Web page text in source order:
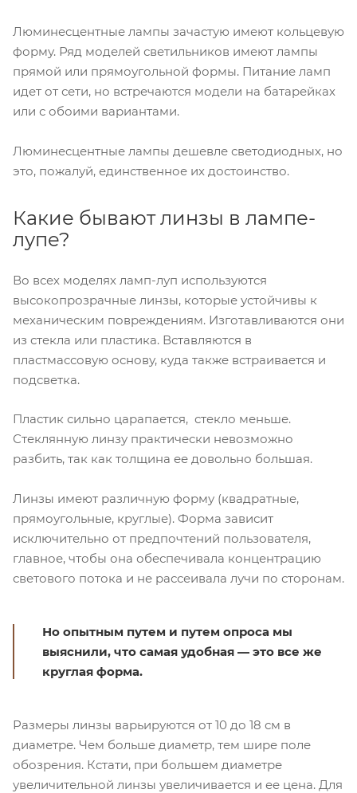
Люминесцентные лампы зачастую имеют кольцевую
форму. Ряд моделей светильников имеют лампы
прямой или прямоугольной формы. Питание ламп
идет от сети, но встречаются модели на батарейках
или с обоими вариантами.
Люминесцентные лампы дешевле светодиодных, но
это, пожалуй, единственное их достоинство.
Какие бывают линзы в лампе-
лупе?
Во всех моделях ламп-луп используются
высокопрозрачные линзы, которые устойчивы к
механическим повреждениям. Изготавливаются они
из стекла или пластика. Вставляются в
пластмассовую основу, куда также встраивается и
подсветка.
Пластик сильно царапается, стекло меньше.
Стеклянную линзу практически невозможно
разбить, так как толщина ее довольно большая.
Линзы имеют различную форму (квадратные,
прямоугольные, круглые). Форма зависит
исключительно от предпочтений пользователя,
главное, чтобы она обеспечивала концентрацию
светового потока и не рассеивала лучи по сторонам.
Но опытным путем и путем опроса мы
выяснили, что самая удобная — это все же
круглая форма.
Размеры линзы варьируются от 10 до 18 см в
диаметре. Чем больше диаметр, тем шире поле
обозрения. Кстати, при большем диаметре
увеличительной линзы увеличивается и ее цена. Для